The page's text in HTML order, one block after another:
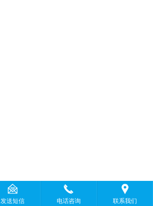
发送短信 电话咨询 联系我们